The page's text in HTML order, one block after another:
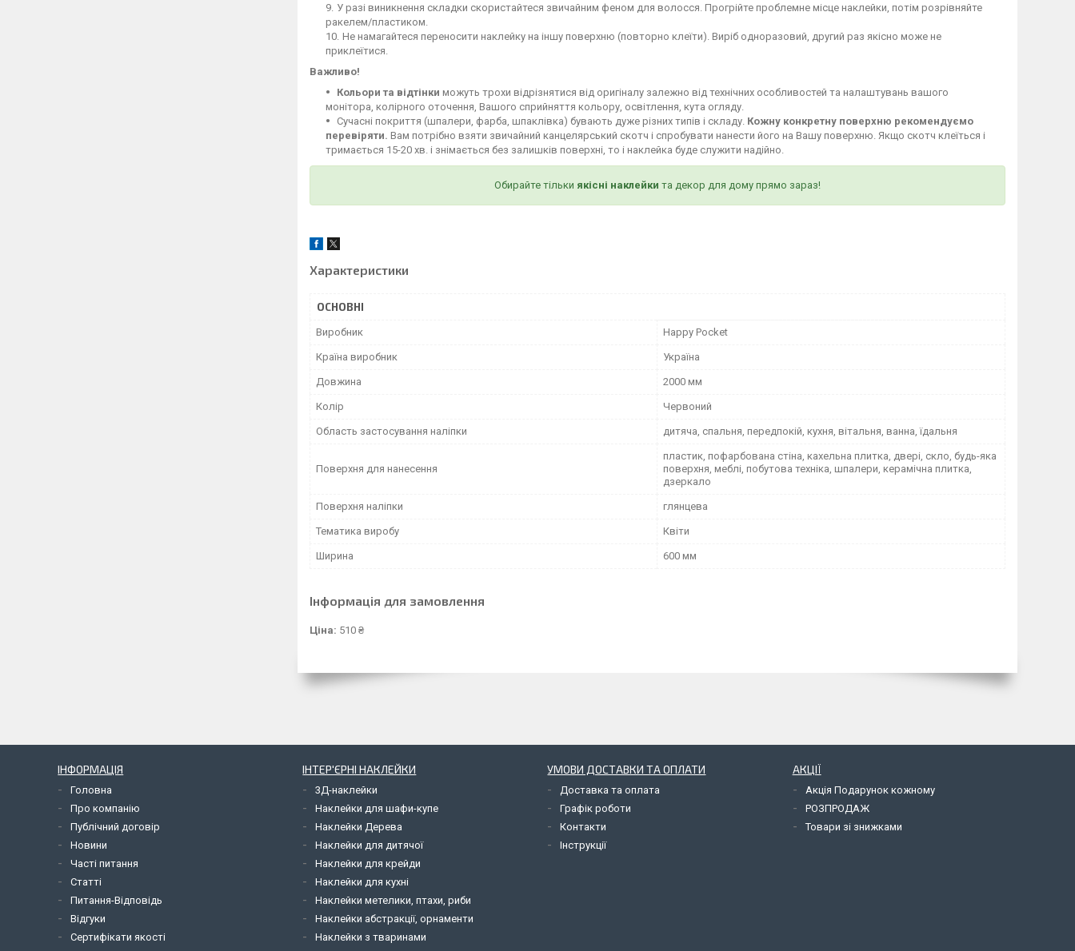
У разі виникнення складки скористайтеся звичайним феном для волосся. Прогрійте проблемне місце наклейки, потім розрівняйте
ракелем/пластиком.
Не намагайтеся переносити наклейку на іншу поверхню (повторно клеїти). Виріб одноразовий, другий раз якісно може не
приклеїтися.
Важливо!
Кольори та відтінки можуть трохи відрізнятися від оригіналу залежно від технічних особливостей та налаштувань вашого
монітора, колірного оточення, Вашого сприйняття кольору, освітлення, кута огляду.
Сучасні покриття (шпалери, фарба, шпаклівка) бувають дуже різних типів і складу. Кожну конкретну поверхню рекомендуємо
перевіряти. Вам потрібно взяти звичайний канцелярський скотч і спробувати нанести його на Вашу поверхню. Якщо скотч клеїться і
тримається 15-20 хв. і знімається без залишків поверхні, то і наклейка буде служити надійно.
Обирайте тільки якісні наклейки та декор для дому прямо зараз!
Характеристики
ОСНОВНІ
Виробник Happy Pocket
Країна виробник Україна
Довжина 2000 мм
Колір Червоний
Область застосування наліпки дитяча, спальня, передпокій, кухня, вітальня, ванна, їдальня
Поверхня для нанесення
пластик, пофарбована стіна, кахельна плитка, двері, скло, будь-яка
поверхня, меблі, побутова техніка, шпалери, керамічна плитка,
дзеркало
Поверхня наліпки глянцева
Тематика виробу Квіти
Ширина 600 мм
Інформація для замовлення
Ціна: 510 ₴
ІНФОРМАЦІЯ
Головна
Про компанію
Публічний договір
Новини
Часті питання
Статті
Питання-Відповідь
Відгуки
Сертифікати якості
ІНТЕР'ЄРНІ НАКЛЕЙКИ
3Д-наклейки
Наклейки для шафи-купе
Наклейки Дерева
Наклейки для дитячої
Наклейки для крейди
Наклейки для кухні
Наклейки метелики, птахи, риби
Наклейки абстракції, орнаменти
Наклейки з тваринами
УМОВИ ДОСТАВКИ ТА ОПЛАТИ
Доставка та оплата
Графік роботи
Контакти
Інструкції
АКЦІЇ
Акція Подарунок кожному
РОЗПРОДАЖ
Товари зі знижками